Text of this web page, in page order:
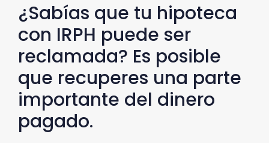
¿Sabías que tu hipoteca
con IRPH puede ser
reclamada? Es posible
que recuperes una parte
importante del dinero
pagado.